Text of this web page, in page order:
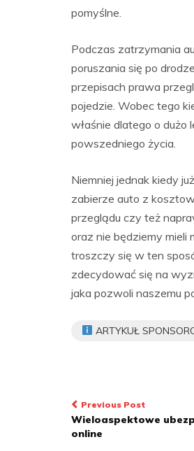
pomyślne.
Podczas zatrzymania
poruszania się po
przepisach prawa
pojedzie. Wobec tego
właśnie dlatego o
powszedniego życia.
Niemniej jednak kiedy
zabierze auto z
przeglądu czy też
oraz nie będziemy mieli
troszczy się w ten
zdecydować się na
jaka pozwoli naszemu
ARTYKUŁ
Nawigacja
wpisu
Previous Post
Wieloaspektowe
online